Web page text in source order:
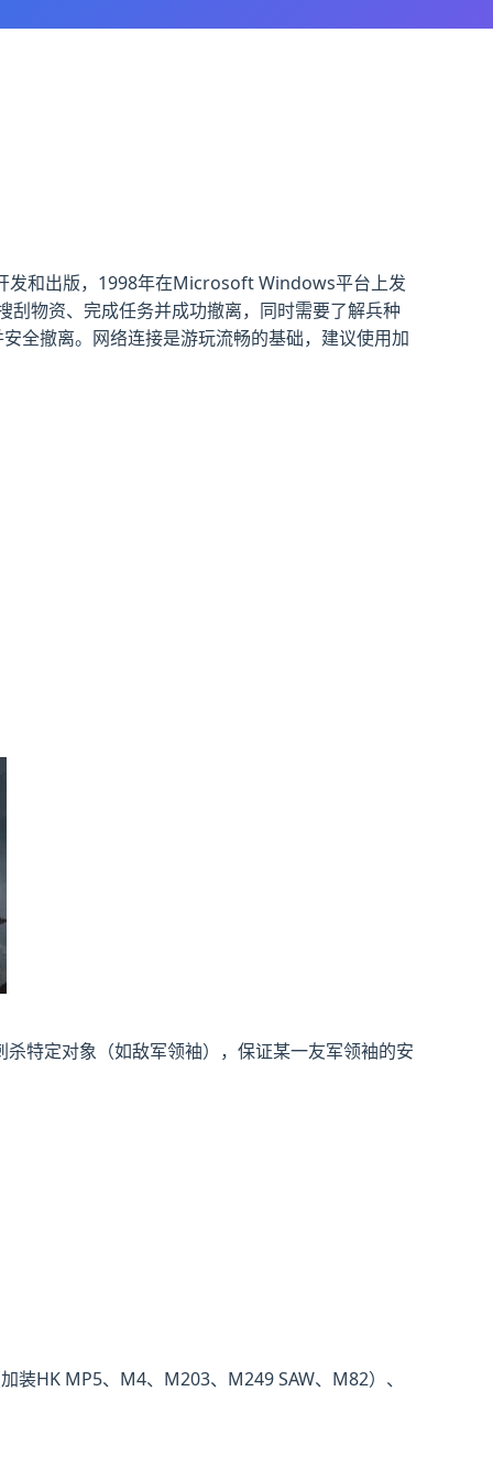
发和出版，1998年在Microsoft Windows平台上发
物资、完成任务并成功撤离，同时需要了解兵种
全撤离。网络连接是游玩流畅的基础，建议使用加
特定对象（如敌军领袖），保证某一友军领袖的安
HK MP5、M4、M203、M249 SAW、M82）、